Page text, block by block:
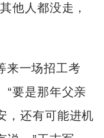
他人都没走，
来一场招工考
“要是那年父亲
，还有可能进机